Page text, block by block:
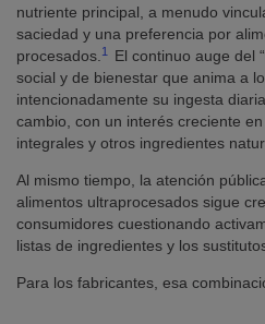
nutriente principal, a menudo
saciedad y una preferencia por
procesados. 1
El continuo auge del
social y de bienestar que anima a
intencionadamente su ingesta
cambio, con un interés creciente
integrales y otros ingredientes
Al mismo tiempo, la atención
alimentos ultraprocesados sigue
consumidores cuestionando
listas de ingredientes y los
Para los fabricantes, esa